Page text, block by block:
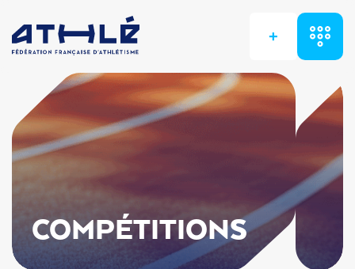
+
COMPÉTITIONS